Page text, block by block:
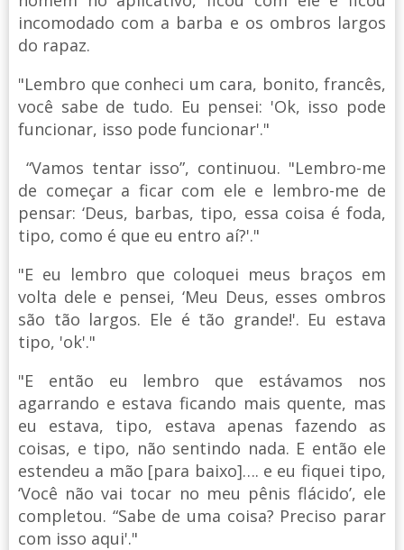
incomodado com a barba e os ombros largos
do rapaz.
"Lembro que conheci um cara, bonito, francês,
você sabe de tudo. Eu pensei: 'Ok, isso pode
funcionar, isso pode funcionar'."
“Vamos tentar isso”, continuou. "Lembro-me
de começar a ficar com ele e lembro-me de
pensar: ‘Deus, barbas, tipo, essa coisa é foda,
tipo, como é que eu entro aí?'."
"E eu lembro que coloquei meus braços em
volta dele e pensei, ‘Meu Deus, esses ombros
são tão largos. Ele é tão grande!'. Eu estava
tipo, 'ok'."
"E então eu lembro que estávamos nos
agarrando e estava ficando mais quente, mas
eu estava, tipo, estava apenas fazendo as
coisas, e tipo, não sentindo nada. E então ele
estendeu a mão [para baixo]…. e eu fiquei tipo,
‘Você não vai tocar no meu pênis flácido’, ele
completou. “Sabe de uma coisa? Preciso parar
com isso aqui'."